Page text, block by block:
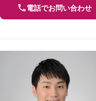
電話でお問い合わせ